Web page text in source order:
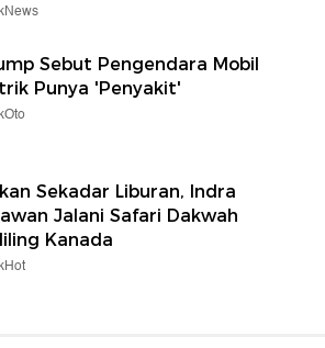
Sebut Pengendara Mobil
Punya 'Penyakit'
Sekadar Liburan, Indra
Jalani Safari Dakwah
Kanada